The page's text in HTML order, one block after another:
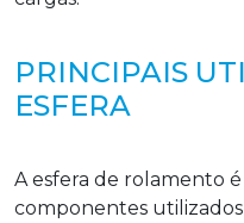
PRINCIPAIS
ESFERA
A esfera de rolamento
componentes